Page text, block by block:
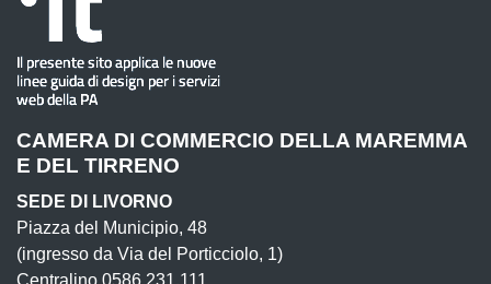
CAMERA DI COMMERCIO DELLA MAREMMA
E DEL TIRRENO
SEDE DI LIVORNO
Piazza del Municipio, 48
(ingresso da Via del Porticciolo, 1)
Centralino 0586 231.111